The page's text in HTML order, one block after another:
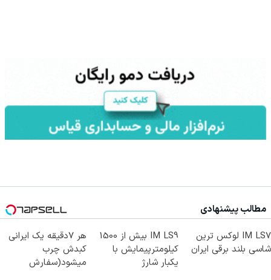
مطالب پیشنهادی
IM LS7 لوکس ترین
شاسی بلند برقی ایران
IM LS9 بیش از 1500
کیلومترپیمایش با
یکبار شارژ
هر 7دقیقه یک ایرانی
کبدش چرب
میشود(سفارش